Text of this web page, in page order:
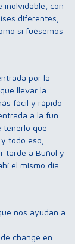
inolvidable, con
diferentes,
si fuésemos
por la
llevar la
fácil y rápido
a la fun
tenerlo que
todo eso,
tarde a Buñol y
el mismo día.
nos ayudan a
change en